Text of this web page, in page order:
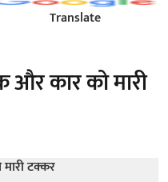
Translate
और कार को मारी